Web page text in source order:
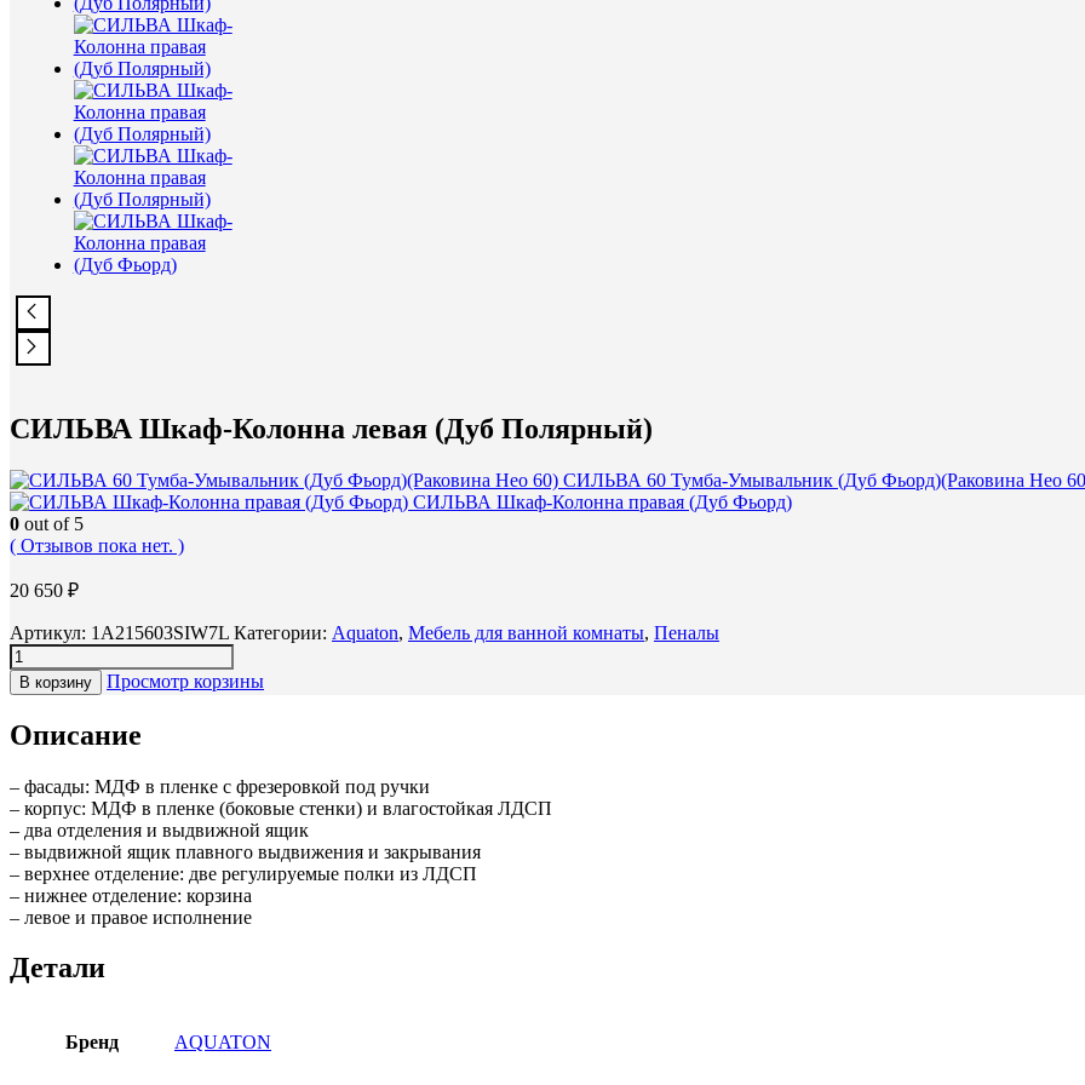
СИЛЬВА Шкаф-Колонна левая (Дуб Полярный)
СИЛЬВА 60 Тумба-Умывальник (Дуб Фьорд)(Раковина Нео
СИЛЬВА Шкаф-Колонна правая (Дуб Фьорд)
0 out of 5
( Отзывов пока нет. )
20 650 ₽
Артикул: 1A215603SIW7L Категории: Aquaton, Мебель для ванной комнаты, Пеналы
В корзину Просмотр корзины
Описание
– фасады: МДФ в пленке с фрезеровкой под ручки
– корпус: МДФ в пленке (боковые стенки) и влагостойкая ЛДСП
– два отделения и выдвижной ящик
– выдвижной ящик плавного выдвижения и закрывания
– верхнее отделение: две регулируемые полки из ЛДСП
– нижнее отделение: корзина
– левое и правое исполнение
Детали
Бренд AQUATON